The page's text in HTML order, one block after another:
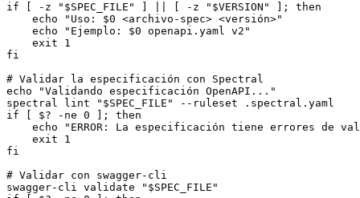
if [ -z "$SPEC_FILE" ] || [ -z "$VERSION" ]; then
    echo "Uso: $0 <archivo-spec> <versión>"
    echo "Ejemplo: $0 openapi.yaml v2"
    exit 1
fi
# Validar la especificación con Spectral
echo "Validando especificación OpenAPI..."
spectral lint "$SPEC_FILE" --ruleset .spectral.yaml
if [ $? -ne 0 ]; then
echo "ERROR: La especificación tiene errores de
    exit 1
fi
# Validar con swagger-cli
swagger-cli validate "$SPEC_FILE"